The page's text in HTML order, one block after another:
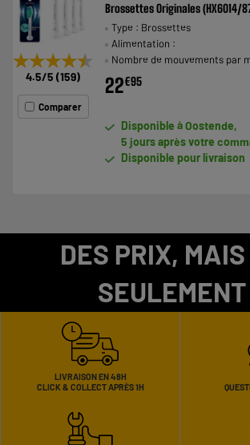
★★★★★
★★★★★
4.5/5 (159)
Comparer
Brossettes Originales (HX6014/
Type : Brossettes
Alimentation :
Nombre de mouvements par
22€95
Disponible à Oostende,
5 jours après votre
Disponible pour livraison
DES PRIX,
LIVRAISON EN 48H
CLICK & COLLECT APRÈS 1H